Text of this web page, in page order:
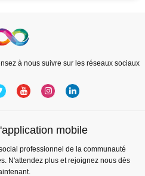
à nous suivre sur les réseaux sociaux
mobile
professionnel de la communauté
N'attendez plus et rejoignez nous dès